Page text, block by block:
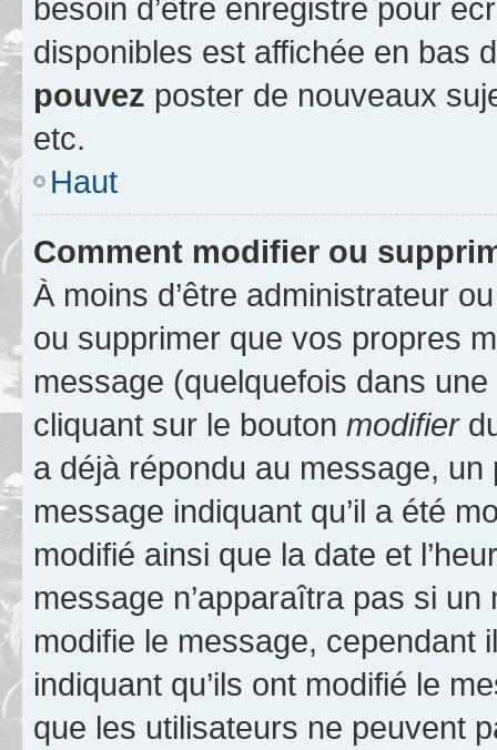
besoin d’être enregistré pour
disponibles est affichée en bas
pouvez poster de nouveaux
etc.
Haut
Comment modifier ou
À moins d’être administrateur
ou supprimer que vos propres
message (quelquefois dans
cliquant sur le bouton modifier
a déjà répondu au message, un
message indiquant qu’il a été
modifié ainsi que la date et
message n’apparaîtra pas si
modifie le message, cependant
indiquant qu’ils ont modifié le
que les utilisateurs ne peuvent